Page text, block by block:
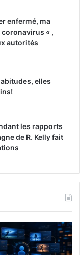
enfermé, ma
« ,
autorités
elles
les rapports
de R. Kelly fait